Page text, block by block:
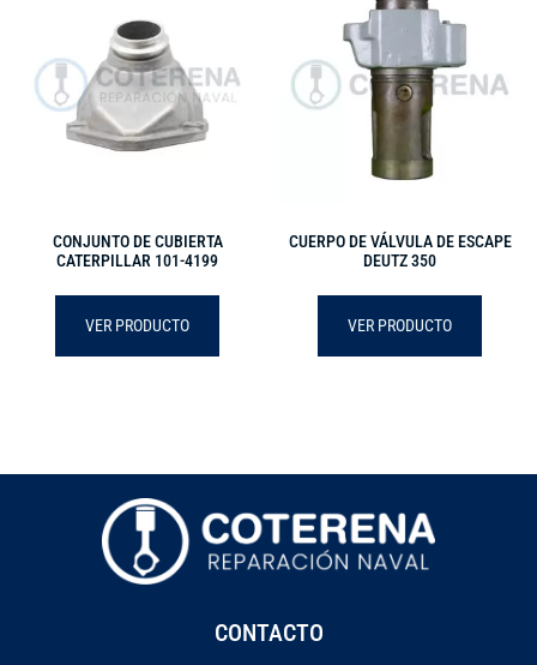
CONJUNTO DE CUBIERTA
CATERPILLAR 101-4199
VER PRODUCTO
CUERPO DE VÁLVULA DE ESCAPE
DEUTZ 350
VER PRODUCTO
CONTACTO